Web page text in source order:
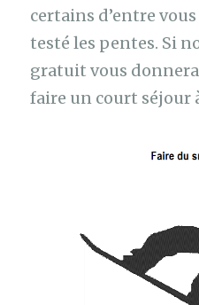
certains d’entre
testé les pentes. Si
gratuit vous
faire un court séjour